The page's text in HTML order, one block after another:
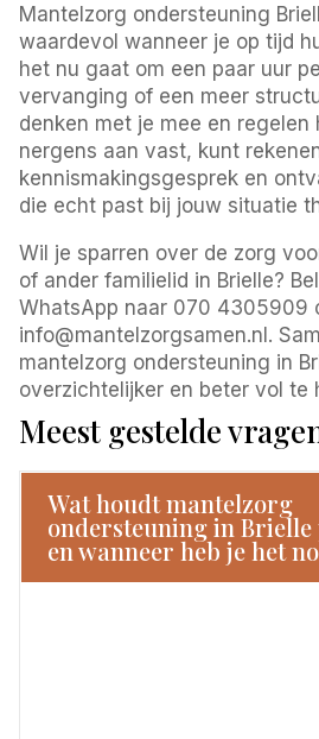
Mantelzorg ondersteuning
waardevol wanneer je op tijd
het nu gaat om een paar uur
vervanging of een meer
denken met je mee en regelen
nergens aan vast, kunt
kennismakingsgesprek en
die echt past bij jouw situatie
Wil je sparren over de zorg
of ander familielid in Brielle?
WhatsApp naar 070 4305909
info@mantelzorgsamen.nl.
mantelzorg ondersteuning in
overzichtelijker en beter vol te
Meest gestelde
Wat houdt mantelzorg
ondersteuning in Brielle
en wanneer heb je het